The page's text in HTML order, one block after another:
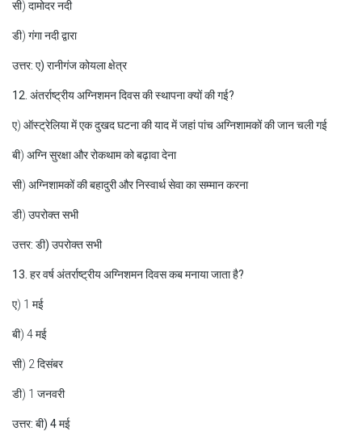
सी) दामोदर नदी
डी) गंगा नदी द्वारा
उत्तर: ए) रानीगंज कोयला क्षेत्र
12. अंतर्राष्ट्रीय अग्निशमन दिवस की स्थापना क्यों की गई?
ए) ऑस्ट्रेलिया में एक दुखद घटना की याद में जहां पांच अग्निशामकों की जान चली गई
बी) अग्नि सुरक्षा और रोकथाम को बढ़ावा देना
सी) अग्निशामकों की बहादुरी और निस्वार्थ सेवा का सम्मान करना
डी) उपरोक्त सभी
उत्तर: डी) उपरोक्त सभी
13. हर वर्ष अंतर्राष्ट्रीय अग्निशमन दिवस कब मनाया जाता है?
ए) 1 मई
बी) 4 मई
सी) 2 दिसंबर
डी) 1 जनवरी
उत्तर: बी) 4 मई